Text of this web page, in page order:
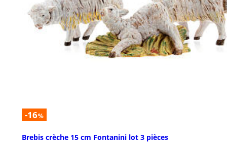
-16%
Brebis crèche 15 cm Fontanini lot 3 pièces